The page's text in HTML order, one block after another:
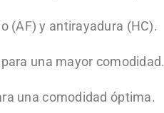
(AF) y antirayadura (HC).
una mayor comodidad.
una comodidad óptima.